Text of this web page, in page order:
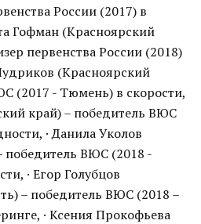
России (2017) в
Гофман (Красноярский
первенства России (2018)
(Красноярский
(2017 - Тюмень) в скорости,
край) – победитель ВЮС
· Данила Уколов
победитель ВЮС (2018 -
· Егор Голубцов
– победитель ВЮС (2018 –
· Ксения Прокофьева